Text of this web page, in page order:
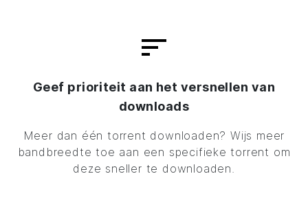
Geef prioriteit aan het versnellen van
downloads
Meer dan één torrent downloaden? Wijs meer
bandbreedte toe aan een specifieke torrent om
deze sneller te downloaden.